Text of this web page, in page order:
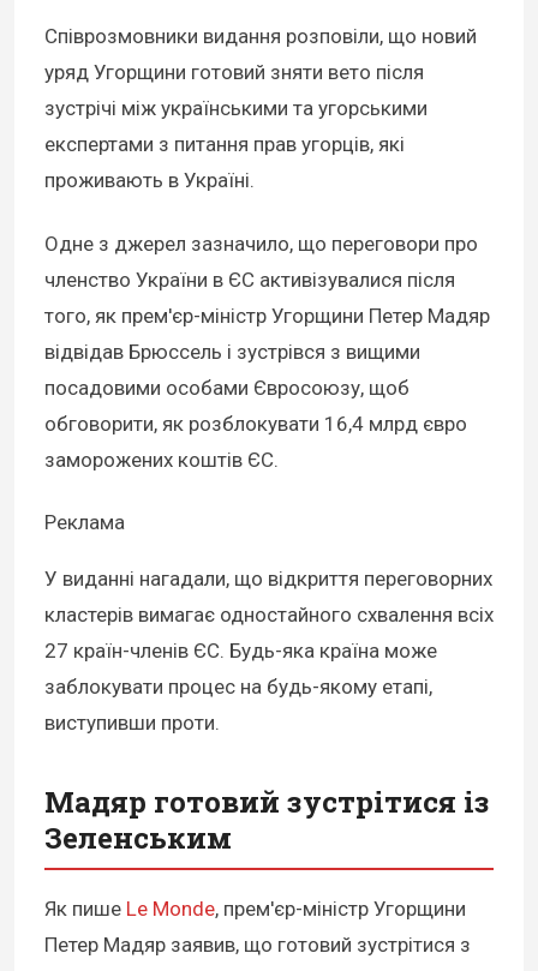
Співрозмовники видання розповіли, що новий
уряд Угорщини готовий зняти вето після
зустрічі між українськими та угорськими
експертами з питання прав угорців, які
проживають в Україні.
Одне з джерел зазначило, що переговори про
членство України в ЄС активізувалися після
того, як прем'єр-міністр Угорщини Петер Мадяр
відвідав Брюссель і зустрівся з вищими
посадовими особами Євросоюзу, щоб
обговорити, як розблокувати 16,4 млрд євро
заморожених коштів ЄС.
Реклама
У виданні нагадали, що відкриття переговорних
кластерів вимагає одностайного схвалення всіх
27 країн-членів ЄС. Будь-яка країна може
заблокувати процес на будь-якому етапі,
виступивши проти.
Мадяр готовий зустрітися із
Зеленським
Як пише Le Monde, прем'єр-міністр Угорщини
Петер Мадяр заявив, що готовий зустрітися з